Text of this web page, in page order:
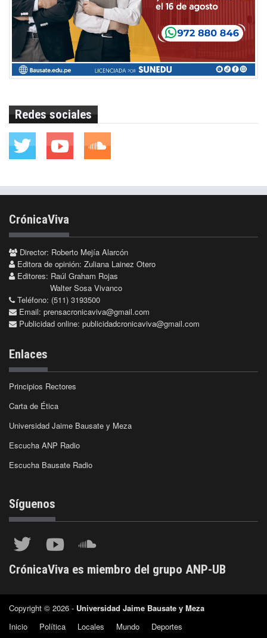
Redes sociales
CrónicaViva
Director: Roberto Mejía Alarcón
Editora de opinión: Zuliana Lainez Otero
Editores: Raúl Graham Rojas
Walter Sosa Vivanco
Teléfono: (511) 3193500
Email: prensacronicaviva@gmail.com
Publicidad online: publicidadcronicaviva@gmail.com
Enlaces
Principios Rectores
Carta de Ética
Universidad Jaime Bausate y Meza
Escucha ANP Radio
Escucha Bausate Radio
Síguenos
CrónicaViva es miembro del grupo ANP-UB
Copyright © 2026 - Universidad Jaime Bausate y Meza
Inicio
Política Locales Mundo
Deportes